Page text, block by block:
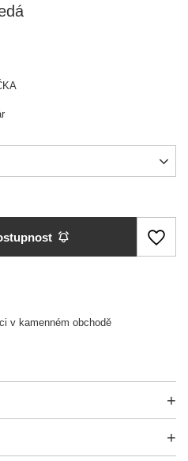
v kamenném obchodě